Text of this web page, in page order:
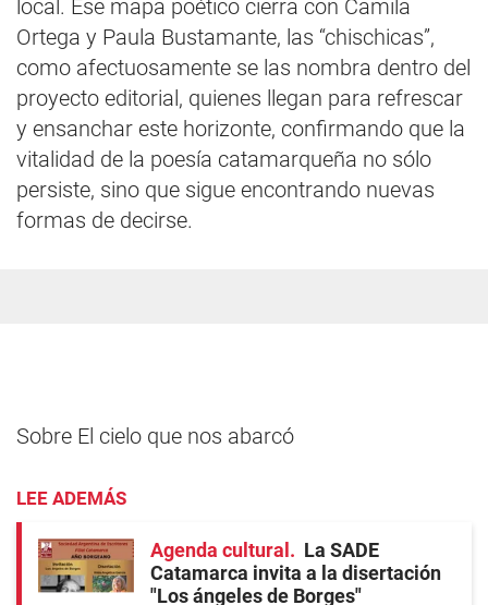
local. Ese mapa poético cierra con Camila
Ortega y Paula Bustamante, las “chischicas”,
como afectuosamente se las nombra dentro del
proyecto editorial, quienes llegan para refrescar
y ensanchar este horizonte, confirmando que la
vitalidad de la poesía catamarqueña no sólo
persiste, sino que sigue encontrando nuevas
formas de decirse.
Sobre El cielo que nos abarcó
LEE ADEMÁS
Agenda cultural
La SADE
Catamarca invita a la disertación
"Los ángeles de Borges"